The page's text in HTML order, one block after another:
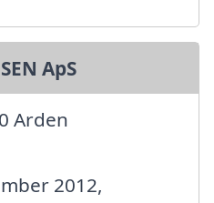
ApS
Arden
2012,